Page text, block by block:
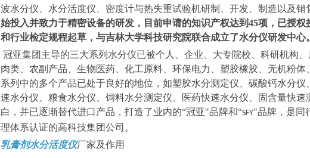
波水分仪、水分活度仪、密度计与热失重试验机研制、开发、制造以及
始投入并致力于精密设备的研发，目前申请的知识产权达到45项，已授
和行业检定规程起草，与吉林大学科技研究院联合成立了水分仪研发中心
冠亚集团主导的三大系列水分仪已被个人、企业、大专院校、科研机构
肉类、农副产品、生物医药、化工原料、环保电力、塑胶橡胶、无机粉
系列中的多个产品已处于良好的地位，如塑胶水分测定仪、碳酸钙水分
速水分仪、粮食水分仪、饲料水分测定仪、医药快速水分仪、固含量快
白，并已逐渐替代进口产品，打造了业内的“冠亚"品牌和“SFY"品牌，是同
理体系认证的高科技集团公司。
乳膏剂水分活度仪厂家及作用